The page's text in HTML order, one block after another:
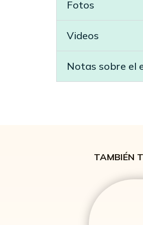
Fotos
Videos
Notas sobre el
TAMBIÉN